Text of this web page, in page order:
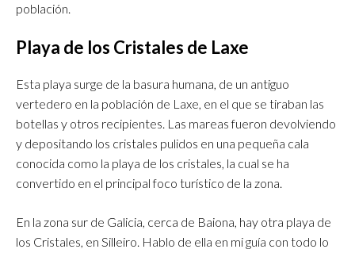
población.
Playa de los Cristales de Laxe
Esta playa surge de la basura humana, de un antiguo
vertedero en la población de Laxe, en el que se tiraban las
botellas y otros recipientes. Las mareas fueron devolviendo
y depositando los cristales pulidos en una pequeña cala
conocida como la playa de los cristales, la cual se ha
convertido en el principal foco turístico de la zona.
En la zona sur de Galicia, cerca de Baiona, hay otra playa de
los Cristales, en Silleiro. Hablo de ella en mi guía con todo lo